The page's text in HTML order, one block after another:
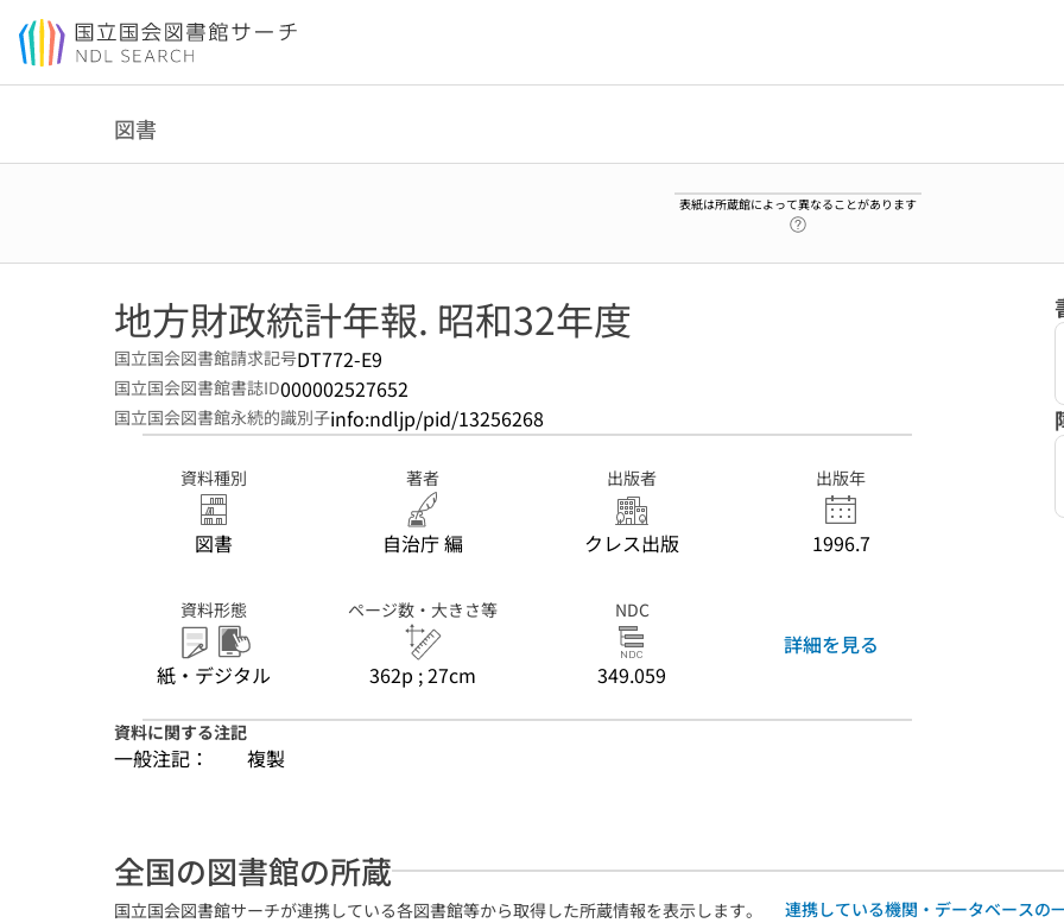
本文へ移動
図書
表紙は所蔵館によって異なることがあります
地方財政統計年報. 昭和32年度
国立国会図書館請求記号DT772-E9
国立国会図書館書誌ID000002527652
国立国会図書館永続的識別子info:ndljp/pid/13256268
資料種別
図書
著者
自治庁 編
出版者
クレス出版
出版年
1996.7
資料形態
紙・デジタル
ページ数・大きさ等
362p ; 27cm
NDC
349.059
詳細を見る
資料に関する注記
一般注記： 複製
全国の図書館の所蔵
国立国会図書館サーチが連携している各図書館等から取得した所蔵情報を表示します。
連携している機関・データベースの